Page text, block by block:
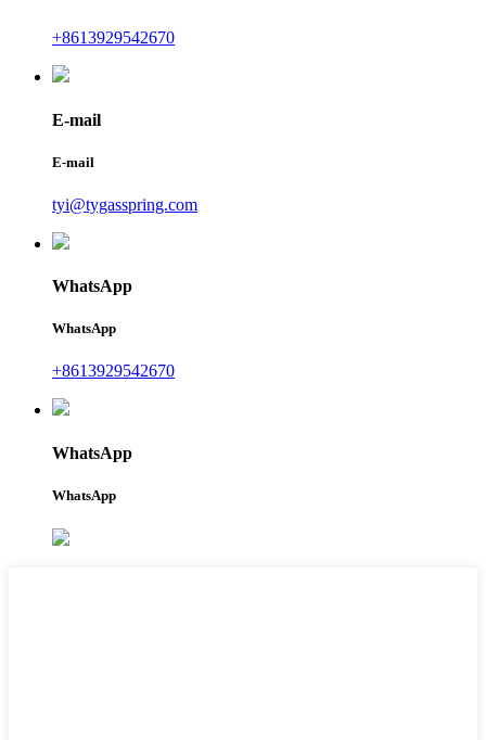
+8613929542670
E-mail
E-mail
tyi@tygasspring.com
WhatsApp
WhatsApp
+8613929542670
WhatsApp
WhatsApp